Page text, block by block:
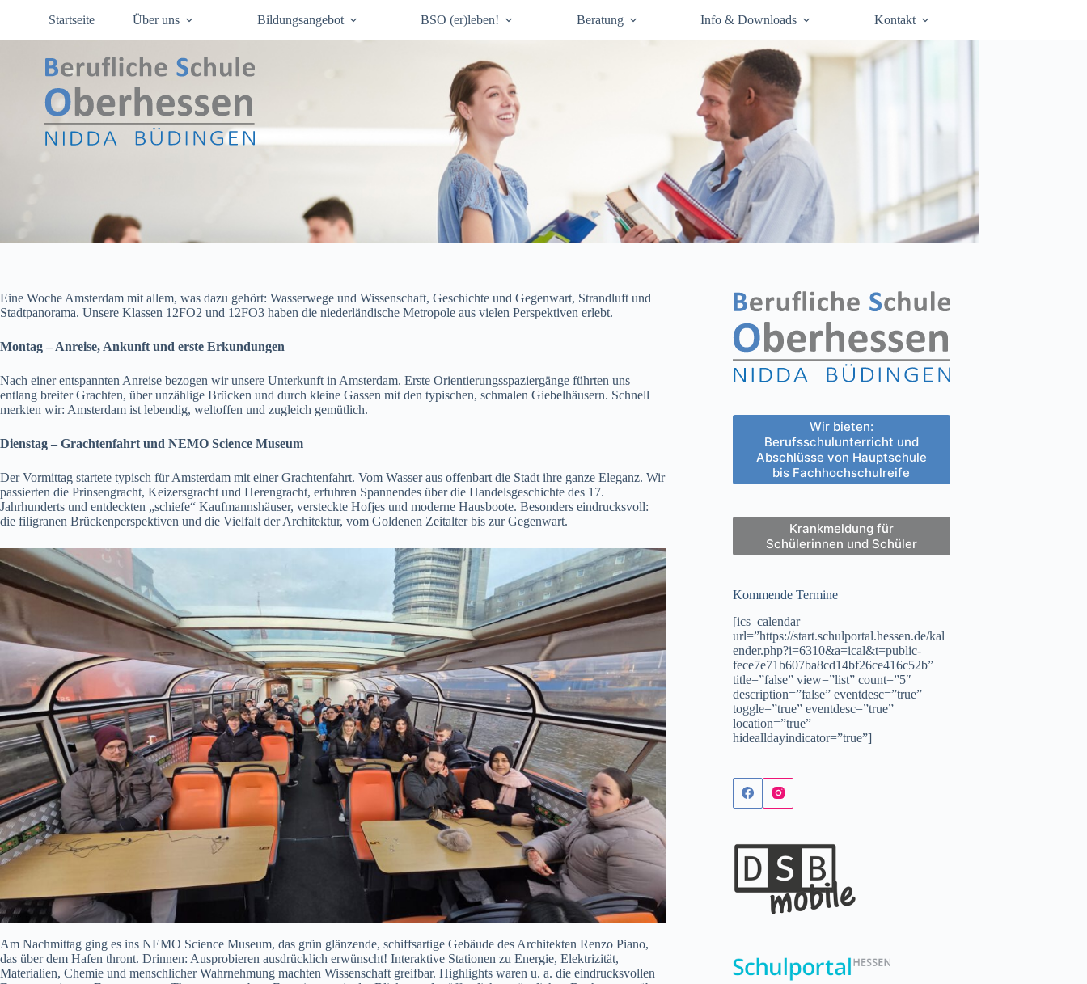
Startseite Über uns Bildungsangebot BSO (er)leben! Beratung Info & Downloads Kontakt
Eine Woche Amsterdam mit allem, was dazu gehört: Wasserwege und Wissenschaft, Geschichte und Gegenwart, Strandluft und
Stadtpanorama. Unsere Klassen 12FO2 und 12FO3 haben die niederländische Metropole aus vielen Perspektiven erlebt.
Montag – Anreise, Ankunft und erste Erkundungen
Nach einer entspannten Anreise bezogen wir unsere Unterkunft in Amsterdam. Erste Orientierungsspaziergänge führten uns
entlang breiter Grachten, über unzählige Brücken und durch kleine Gassen mit den typischen, schmalen Giebelhäusern. Schnell
merkten wir: Amsterdam ist lebendig, weltoffen und zugleich gemütlich.
Dienstag – Grachtenfahrt und NEMO Science Museum
Der Vormittag startete typisch für Amsterdam mit einer Grachtenfahrt. Vom Wasser aus offenbart die Stadt ihre ganze Eleganz. Wir
passierten die Prinsengracht, Keizersgracht und Herengracht, erfuhren Spannendes über die Handelsgeschichte des 17.
Jahrhunderts und entdeckten „schiefe“ Kaufmannshäuser, versteckte Hofjes und moderne Hausboote. Besonders eindrucksvoll:
die filigranen Brückenperspektiven und die Vielfalt der Architektur, vom Goldenen Zeitalter bis zur Gegenwart.
Am Nachmittag ging es ins NEMO Science Museum, das grün glänzende, schiffsartige Gebäude des Architekten Renzo Piano,
das über dem Hafen thront. Drinnen: Ausprobieren ausdrücklich erwünscht! Interaktive Stationen zu Energie, Elektrizität,
Materialien, Chemie und menschlicher Wahrnehmung machten Wissenschaft greifbar. Highlights waren u. a. die eindrucksvollen
Wir bieten:
Berufsschulunterricht und
Abschlüsse von Hauptschule
bis Fachhochschulreife
Krankmeldung für
Schülerinnen und Schüler
Kommende Termine
[ics_calendar
url=”https://start.schulportal.hessen.de/kal
ender.php?i=6310&a=ical&t=public-
fece7e71b607ba8cd14bf26ce416c52b”
title=”false” view=”list” count=”5″
description=”false” eventdesc=”true”
toggle=”true” eventdesc=”true”
location=”true”
hidealldayindicator=”true”]